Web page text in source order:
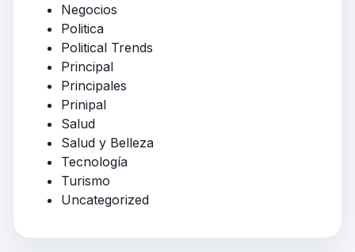
Negocios
Politica
Political Trends
Principal
Principales
Prinipal
Salud
Salud y Belleza
Tecnología
Turismo
Uncategorized